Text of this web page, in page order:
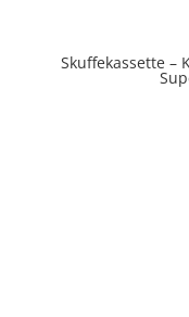
Skuffekassette –